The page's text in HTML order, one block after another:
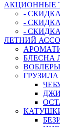
АКЦИОННЫЕ
- СКИДКА
- СКИДКА
- СКИДКА
ЛЕТНИЙ
БЛЕСНА
ВОБЛЕРЫ
ГРУЗИЛА